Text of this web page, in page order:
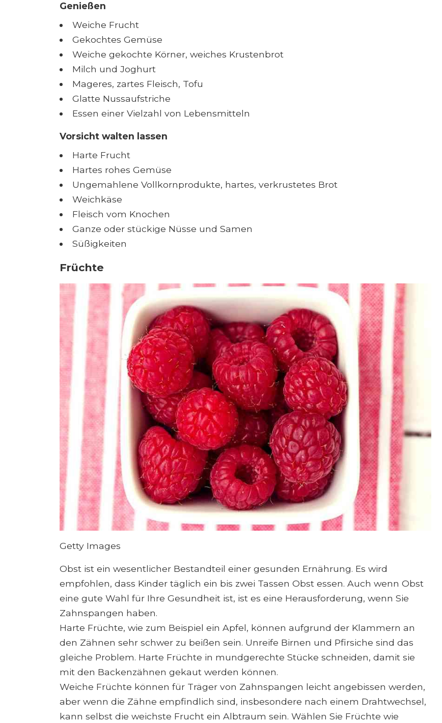
Genießen
Weiche Frucht
Gekochtes Gemüse
Weiche gekochte Körner, weiches Krustenbrot
Milch und Joghurt
Mageres, zartes Fleisch, Tofu
Glatte Nussaufstriche
Essen einer Vielzahl von Lebensmitteln
Vorsicht walten lassen
Harte Frucht
Hartes rohes Gemüse
Ungemahlene Vollkornprodukte, hartes, verkrustetes Brot
Weichkäse
Fleisch vom Knochen
Ganze oder stückige Nüsse und Samen
Süßigkeiten
Früchte
Getty Images
Obst ist ein wesentlicher Bestandteil einer gesunden Ernährung. Es wird
empfohlen, dass Kinder täglich ein bis zwei Tassen Obst essen. Auch wenn Obst
eine gute Wahl für Ihre Gesundheit ist, ist es eine Herausforderung, wenn Sie
Zahnspangen haben.
Harte Früchte, wie zum Beispiel ein Apfel, können aufgrund der Klammern an
den Zähnen sehr schwer zu beißen sein. Unreife Birnen und Pfirsiche sind das
gleiche Problem. Harte Früchte in mundgerechte Stücke schneiden, damit sie
mit den Backenzähnen gekaut werden können.
Weiche Früchte können für Träger von Zahnspangen leicht angebissen werden,
aber wenn die Zähne empfindlich sind, insbesondere nach einem Drahtwechsel,
kann selbst die weichste Frucht ein Albtraum sein. Wählen Sie Früchte wie